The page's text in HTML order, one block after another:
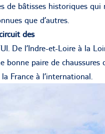
de bâtisses historiques qui
que d’autres.
des
De l’Indre-et-Loire à la
bonne paire de chaussures
France à l’international.